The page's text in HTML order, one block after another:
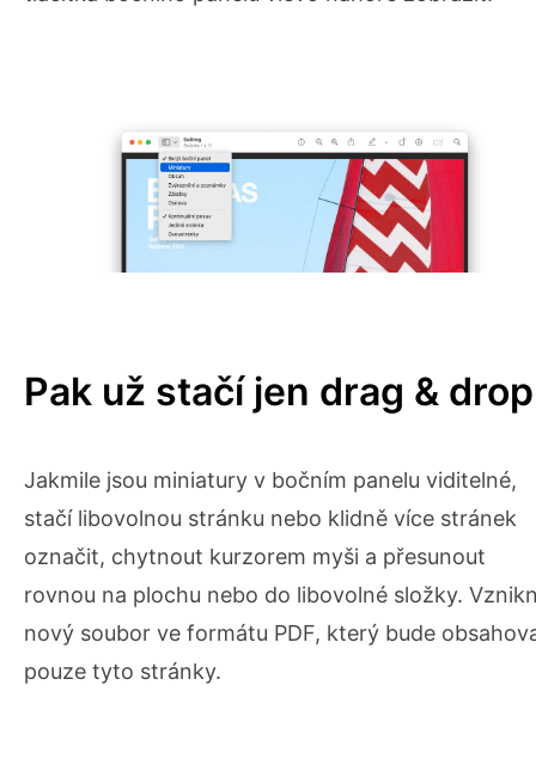
Pak už stačí jen drag & drop
Jakmile jsou miniatury v bočním panelu viditelné,
stačí libovolnou stránku nebo klidně více stránek
označit, chytnout kurzorem myši a přesunout
rovnou na plochu nebo do libovolné složky.
nový soubor ve formátu PDF, který bude
pouze tyto stránky.